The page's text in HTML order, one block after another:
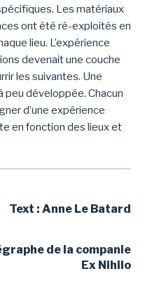
Les matériaux
ont été ré-exploités en
lieu. L’expérience
devenait une couche
les suivantes. Une
peu développée. Chacun
d’une expérience
en fonction des lieux et
Text : Anne Le Batard
de la companie
Ex Nihilo